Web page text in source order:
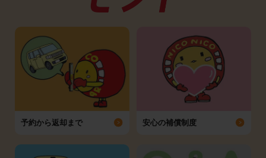
予約から返却まで 安心の補償制度